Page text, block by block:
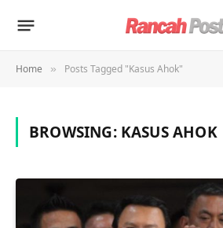
Home » Posts Tagged "Kasus Ahok"
BROWSING: KASUS AHOK